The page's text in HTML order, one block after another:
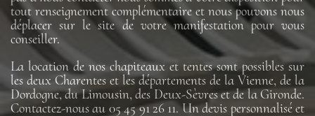
tout renseignement complémentaire et nous pouvons nous
déplacer sur le site de votre manifestation pour vous
conseiller.
La location de nos chapiteaux et tentes sont possibles sur
les deux Charentes et les départements de la Vienne, de la
Dordogne, du Limousin, des Deux-Sèvres et de la Gironde.
Contactez-nous au 05 45 91 26 11. Un devis personnalisé et